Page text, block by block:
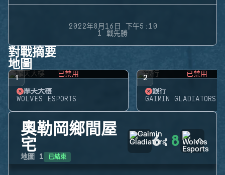
2022年8月16日 下午5:10
1 戰先勝
對戰摘要
地圖
1 已禁用
摩天大樓
WOLVES ESPORTS
2 已禁用
銀行
GAIMIN GLADIATORS
奧勒岡鄉間屋
宅
地圖 1 已結束
6: 8